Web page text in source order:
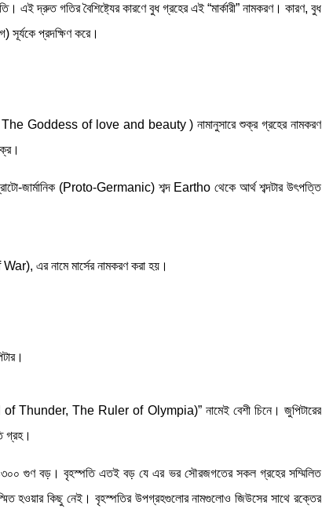
এই দ্রুত গতির বৈশিষ্ট্যের কারণে বুধ গ্রহের এই “মার্কারী” নামকরণ। কারণ, বুধ
সূর্যকে প্রদক্ষিণ করে।
The Goddess of love and beauty ) নামানুসারে শুক্র গ্রহের নামকরণ
জার্মানিক (Proto-Germanic) শব্দ Eartho থেকে আর্থ শব্দটার উৎপত্তি
এর নামে মার্সের নামকরণ করা হয়।
The Ruler of Olympia)” নামেই বেশী চিনে। জুপিটারের
গ্রহ।
১৩০০ গুণ বড়। বৃহস্পতি এতই বড় যে এর ভর সৌরজগতের সকল গ্রহের সম্মিলিত
হওয়ার কিছু নেই। বৃহস্পতির উপগ্রহগুলোর নামগুলোও জিউসের সাথে রক্তের